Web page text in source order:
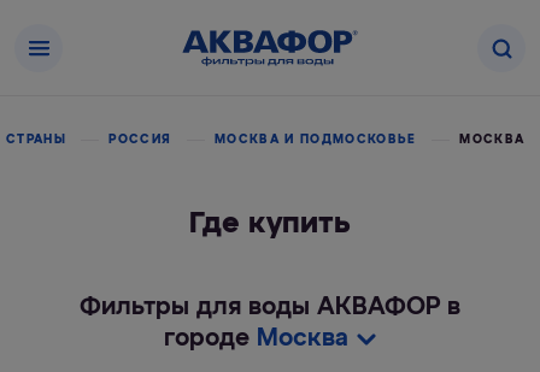
РОССИЯ МОСКВА И ПОДМОСКОВЬЕ МОСКВА
Где купить
Фильтры для воды АКВАФОР в
городе Москва